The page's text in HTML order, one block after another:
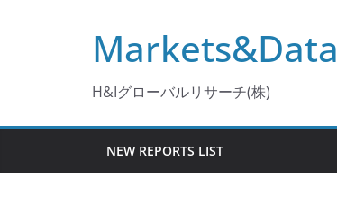
Markets&Data
H&Iグローバルリサーチ(株)
NEW REPORTS LIST